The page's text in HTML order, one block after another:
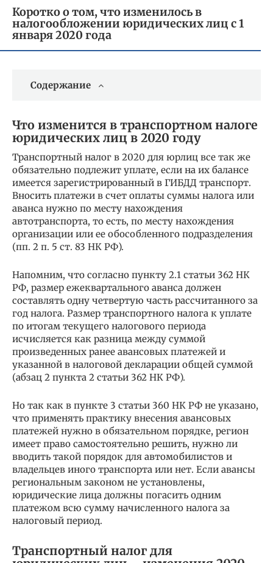
Коротко о том, что изменилось в
налогообложении юридических лиц с 1
января 2020 года
Содержание
Что изменится в транспортном налоге
юридических лиц в 2020 году
Транспортный налог в 2020 для юрлиц все так же
обязательно подлежит уплате, если на их балансе
имеется зарегистрированный в ГИБДД транспорт.
Вносить платежи в счет оплаты суммы налога или
аванса нужно по месту нахождения
автотранспорта, то есть, по месту нахождения
организации или ее обособленного подразделения
(пп. 2 п. 5 ст. 83 НК РФ).
Напомним, что согласно пункту 2.1 статьи 362 НК
РФ, размер ежеквартального аванса должен
составлять одну четвертую часть рассчитанного за
год налога. Размер транспортного налога к уплате
по итогам текущего налогового периода
исчисляется как разница между суммой
произведенных ранее авансовых платежей и
указанной в налоговой декларации общей суммой
(абзац 2 пункта 2 статьи 362 НК РФ).
Но так как в пункте 3 статьи 360 НК РФ не указано,
что применять практику внесения авансовых
платежей нужно в обязательном порядке, регион
имеет право самостоятельно решить, нужно ли
вводить такой порядок для автомобилистов и
владельцев иного транспорта или нет. Если авансы
региональным законом не установлены,
юридические лица должны погасить одним
платежом всю сумму начисленного налога за
налоговый период.
Транспортный налог для